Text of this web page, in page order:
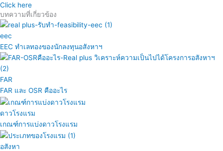
Click here
บทความที่เกี่ยวข้อง
eec
EEC ทำเลทองของนักลงทุนอสังหาฯ
FAR
FAR และ OSR คืออะไร
ดาวโรงแรม
เกณฑ์การแบ่งดาวโรงแรม
อสังหา